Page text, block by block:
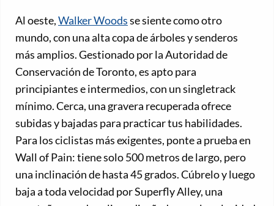
Al oeste,Walker Woodsse siente como otro
mundo, con una alta copa de árboles y senderos
más amplios. Gestionado por la Autoridad de
Conservación de Toronto, es apto para
principiantes e intermedios, con un singletrack
mínimo. Cerca, una gravera recuperada ofrece
subidas y bajadas para practicar tus habilidades.
Para los ciclistas más exigentes, ponte a prueba en
Wall of Pain: tiene solo 500 metros de largo, pero
una inclinación de hasta 45 grados. Cúbrelo y luego
baja a toda velocidad por Superfly Alley, una